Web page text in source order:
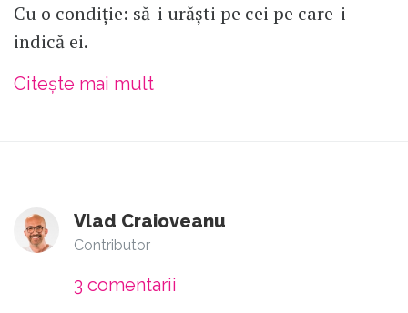
Cu o condiție: să-i urăști pe cei pe care-i
indică ei.
Citește mai mult
Vlad Craioveanu
Contributor
3 comentarii